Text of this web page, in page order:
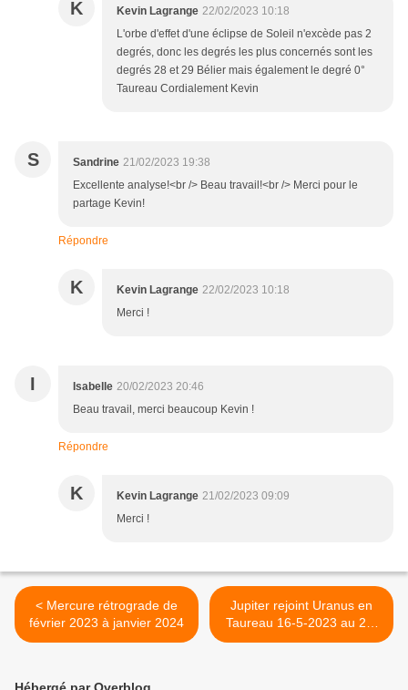
K Kevin Lagrange 22/02/2023 10:18
L'orbe d'effet d'une éclipse de Soleil n'excède pas 2
degrés, donc les degrés les plus concernés sont les
degrés 28 et 29 Bélier mais également le degré 0°
Taureau Cordialement Kevin
S Sandrine 21/02/2023 19:38
Excellente analyse!<br /> Beau travail!<br /> Merci pour le
partage Kevin!
Répondre
K Kevin Lagrange 22/02/2023 10:18
Merci !
I Isabelle 20/02/2023 20:46
Beau travail, merci beaucoup Kevin !
Répondre
K Kevin Lagrange 21/02/2023 09:09
Merci !
< Mercure rétrograde de
février 2023 à janvier 2024
Jupiter rejoint Uranus en
Taureau 16-5-2023 au 26-
5-2024 astrologie mondiale